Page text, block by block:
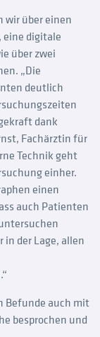
wir über einen
, eine digitale
über zwei
„Die
deutlich
dank
Fachärztin für
Technik geht
einher.
einen
auch Patienten
in der Lage, allen
Befunde auch mit
besprochen und